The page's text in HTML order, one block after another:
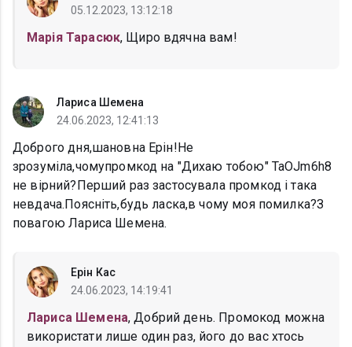
05.12.2023, 13:12:18
Марія Тарасюк, Щиро вдячна вам!
Лариса Шемена
24.06.2023, 12:41:13
Доброго дня,шановна Ерін!Не
зрозуміла,чомупромкод на "Дихаю тобою" TaOJm6h8
не вірний?Перший раз застосувала промкод і така
невдача.Поясніть,будь ласка,в чому моя помилка?З
повагою Лариса Шемена.
Ерін Кас
24.06.2023, 14:19:41
Лариса Шемена, Добрий день. Промокод можна
використати лише один раз, його до вас хтось